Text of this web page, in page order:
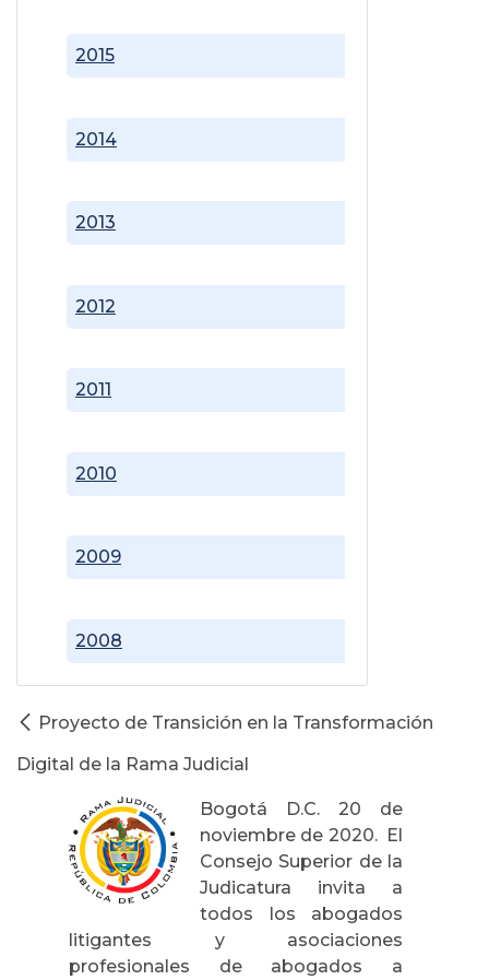
2008
2009
2010
2011
2012
2013
2014
2015
Proyecto de Transición en la Transformación
Digital de la Rama Judicial
Bogotá D.C. 20 de
noviembre de 2020. El
Consejo Superior de la
Judicatura invita a
todos los abogados
litigantes y asociaciones
profesionales de abogados a